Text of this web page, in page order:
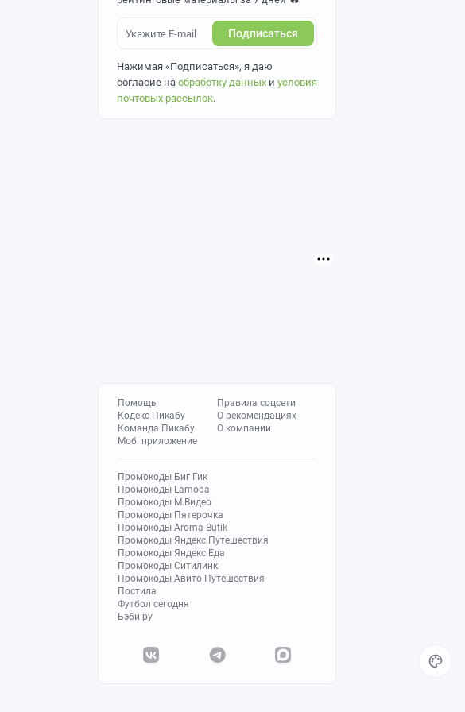
Подписаться
Нажимая «Подписаться», я даю
согласие на обработку данных и условия
почтовых рассылок.
Помощь
Кодекс Пикабу
Команда Пикабу
Моб. приложение
Правила соцсети
О рекомендациях
О компании
Промокоды Биг Гик
Промокоды Lamoda
Промокоды М.Видео
Промокоды Пятерочка
Промокоды Aroma Butik
Промокоды Яндекс Путешествия
Промокоды Яндекс Еда
Промокоды Ситилинк
Промокоды Авито Путешествия
Постила
Футбол сегодня
Бэби.ру